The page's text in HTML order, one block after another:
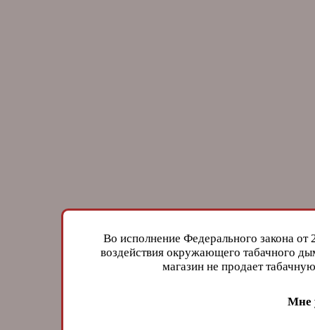
Во исполнение Федерального закона
воздействия окружающего табачного
магазин не продает
Мне